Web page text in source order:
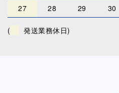
27
28 29 30
( 発送業務休日)